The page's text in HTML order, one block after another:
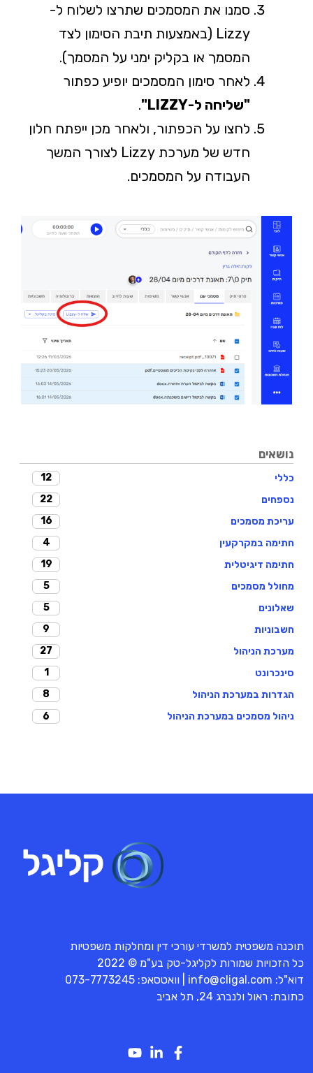
נושאים
כללי
12
נספחים
22
עריכת מסמכים
16
חתימה במקרקעין
4
חתימה דיגיטלית
19
מחולל מסמכים
5
שאלונים
5
חשבוניות
9
מערכת הניהול
27
סינכרונט
1
הגדרות במערכת הניהול
8
ניהול מסמכים במערכת הניהול
6
סמנו את המסמכים שתרצו לשלוח ל-
Lizzy (באמצעות תיבת הסימון לצד
המסמך או בקליק ימני על המסמך).
לאחר סימון המסמכים יופיע כפתור
"שליחה ל-LIZZY"
.
לחצו על הכפתור, ולאחר מכן ייפתח חלון
חדש של מערכת Lizzy לצורך המשך
העבודה על המסמכים.
תוכנה משפטית למשרדי עורכי דין ומחלקות משפטיות
כל הזכויות שמורות לקליגל-טק בע"מ © 2022
דוא"ל: info@cligal.com | וואטסאפ: 073-7773245
כתובת: ראול ולנברג 24, תל אביב